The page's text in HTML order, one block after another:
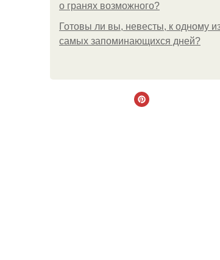
о гранях возможного?
Готовы ли вы, невесты, к одному
самых запоминающихся дней?